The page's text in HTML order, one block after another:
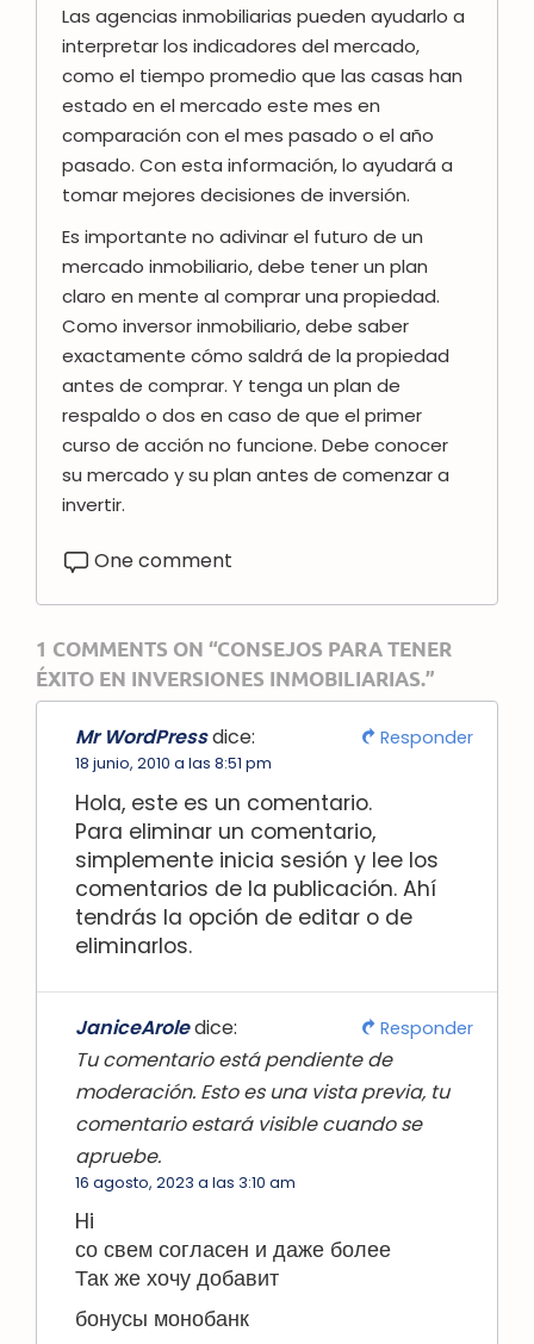
Las agencias inmobiliarias pueden ayudarlo a
interpretar los indicadores del mercado,
como el tiempo promedio que las casas han
estado en el mercado este mes en
comparación con el mes pasado o el año
pasado. Con esta información, lo ayudará a
tomar mejores decisiones de inversión.
Es importante no adivinar el futuro de un
mercado inmobiliario, debe tener un plan
claro en mente al comprar una propiedad.
Como inversor inmobiliario, debe saber
exactamente cómo saldrá de la propiedad
antes de comprar. Y tenga un plan de
respaldo o dos en caso de que el primer
curso de acción no funcione. Debe conocer
su mercado y su plan antes de comenzar a
invertir.
One comment
1 COMMENTS ON “CONSEJOS PARA TENER
ÉXITO EN INVERSIONES INMOBILIARIAS.”
Mr WordPressdice:
18 junio, 2010 a las 8:51 pm
Hola, este es un comentario.
Para eliminar un comentario,
simplemente inicia sesión y lee los
comentarios de la publicación. Ahí
tendrás la opción de editar o de
eliminarlos.
Responder
JaniceAroledice:
Tu comentario está pendiente de
moderación. Esto es una vista previa, tu
comentario estará visible cuando se
apruebe.
16 agosto, 2023 a las 3:10 am
Hi
со свем согласен и даже более
Так же хочу добавит
бонусы монобанк
Responder